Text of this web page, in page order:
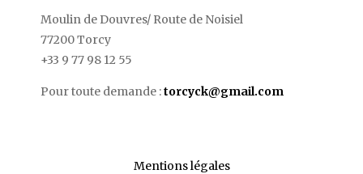
Moulin de Douvres/ Route de Noisiel
77200 Torcy
+33 9 77 98 12 55
Pour toute demande :torcyck@gmail.com
Mentions légales